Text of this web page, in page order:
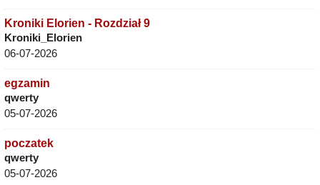
Kroniki Elorien - Rozdział 9
Kroniki_Elorien
06-07-2026
egzamin
qwerty
05-07-2026
poczatek
qwerty
05-07-2026